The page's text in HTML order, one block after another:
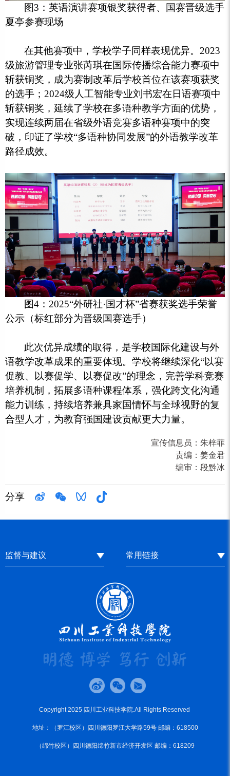
图3：英语演讲赛项银奖获得者、国赛晋级选手
夏亭参赛现场
在其他赛项中，学校学子同样表现优异。2023
级旅游管理专业张芮琪在国际传播综合能力赛项中
斩获铜奖，成为赛制改革后学校首位在该赛项获奖
的选手；2024级人工智能专业刘书宏在日语赛项中
斩获铜奖，延续了学校在多语种教学方面的优势，
实现连续两届在省级外语竞赛多语种赛项中的突
破， 印证了学校“多语种协同发展”的外语教学改革
路径成效。
图4：2025“外研社·国才杯”省赛获奖选手荣誉
公示（标红部分为晋级国赛选手）
此次优异成绩的取得，是学校国际化建设与外
语教学改革成果的重要体现。学校将继续深化“以赛
促教、以赛促学、以赛促改”的理念，完善学科竞赛
培养机制，拓展多语种课程体系，强化跨文化沟通
能力训练，持续培养兼具家国情怀与全球视野的复
合型人才，为教育强国建设贡献更大力量。
宣传信息员： 朱梓菲
责编： 姜金君
编审： 段黔冰
分享
监督与建议 常用链接
Copyright 2025 四川工业科技学院.All Rights Reserved
地址：（罗江校区）四川德阳罗江大学路59号 邮编：618500
（绵竹校区）四川德阳绵竹新市经济开发区 邮编：618209